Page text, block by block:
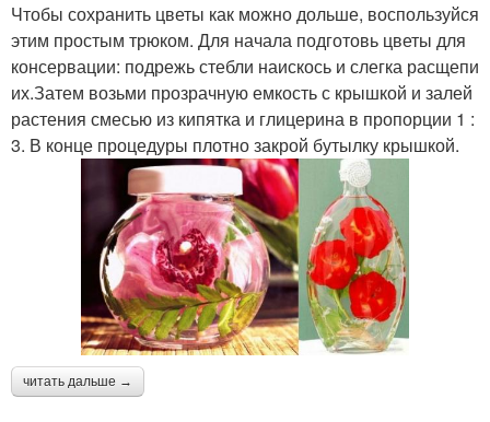
Чтобы сохранить цветы как можно дольше, воспользуйся
этим простым трюком. Для начала подготовь цветы для
консервации: подрежь стебли наискось и слегка расщепи
их.Затем возьми прозрачную емкость с крышкой и залей
растения смесью из кипятка и глицерина в пропорции 1 :
3. В конце процедуры плотно закрой бутылку крышкой.
читать дальше →